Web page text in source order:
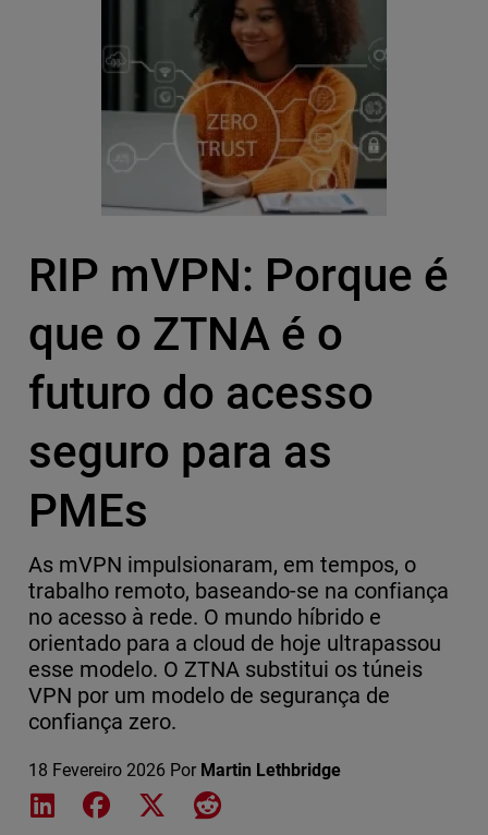
RIP mVPN: Porque é
que o ZTNA é o
futuro do acesso
seguro para as
PMEs
As mVPN impulsionaram, em tempos, o
trabalho remoto, baseando-se na confiança
no acesso à rede. O mundo híbrido e
orientado para a cloud de hoje ultrapassou
esse modelo. O ZTNA substitui os túneis
VPN por um modelo de segurança de
confiança zero.
18 Fevereiro 2026 Por Martin Lethbridge
Share on LinkedIn
Share on Facebook
Share on XShare on Reddit